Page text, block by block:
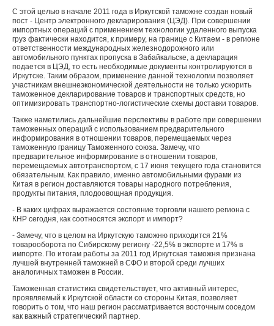
С этой целью в начале 2011 года в Иркутской таможне создан новый
пост - Центр электронного декларирования (ЦЭД). При совершении
импортных операций с применением технологии удаленного выпуска
груз фактически находится, к примеру, на границе с Китаем - в регионе
ответственности международных железнодорожного или
автомобильного пунктах пропуска в Забайкальске, а декларация
подается в ЦЭД, то есть необходимые документы контролируются в
Иркутске. Таким образом, применение данной технологии позволяет
участникам внешнеэкономической деятельности не только ускорить
таможенное декларирование товаров и транспортных средств, но
оптимизировать транспортно-логистические схемы доставки товаров.
Также наметились дальнейшие перспективы в работе при совершении
таможенных операций с использованием предварительного
информирования в отношении товаров, перемещаемых через
таможенную границу Таможенного союза. Замечу, что
предварительное информирование в отношении товаров,
перемещаемых автотранспортом, с 17 июня текущего года становится
обязательным. Как правило, именно автомобильными фурами из
Китая в регион доставляются товары народного потребления,
продукты питания, плодоовощная продукция.
- В каких цифрах выражается состояние торговли нашего региона с
КНР сегодня, как соотносятся экспорт и импорт?
- Замечу, что в целом на Иркутскую таможню приходится 21%
товарооборота по Сибирскому региону -22,5% в экспорте и 17% в
импорте. По итогам работы за 2011 год Иркутская таможня признана
лучшей внутренней таможней в СФО и второй среди лучших
аналогичных таможен в России.
Таможенная статистика свидетельствует, что активный интерес,
проявляемый к Иркутской области со стороны Китая, позволяет
говорить о том, что наш регион рассматривается восточным соседом
как важный стратегический партнер.